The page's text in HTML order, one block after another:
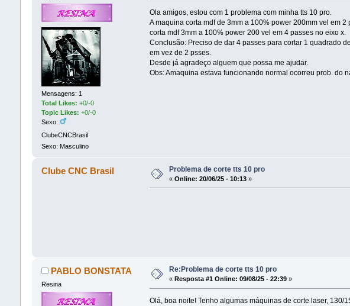
Mensagens: 1
Total Likes: +0/-0
Topic Likes: +0/-0
Sexo:
ClubeCNCBrasil
Sexo: Masculino
Ola amigos, estou com 1 problema com minha tts 10 pro.
A maquina corta mdf de 3mm a 100% power 200mm vel em 2
corta mdf 3mm a 100% power 200 vel em 4 passes no eixo x.
Conclusão: Preciso de dar 4 passes para cortar 1 quadrado
em vez de 2 psses.
Desde já agradeço alguem que possa me ajudar.
Obs: Amaquina estava funcionando normal ocorreu prob. do
Clube CNC Brasil Problema de corte tts 10 pro
« Online: 20/06/25 - 10:13»
PABLO BONSTATA
Resina
Re:Problema de corte tts 10 pro
« Resposta #1 Online: 09/08/25 - 22:39»
Olá, boa noite! Tenho algumas máquinas de corte laser,